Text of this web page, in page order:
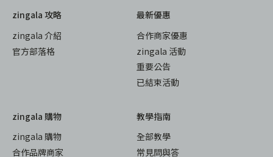
zingala 攻略
zingala 介紹
官方部落格
最新優惠
合作商家優惠
zingala 活動
重要公告
已結束活動
zingala 購物
zingala 購物
合作品牌商家
教學指南
全部教學
常見問與答